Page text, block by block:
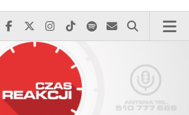
Najlepiej po prostu do nas zadzwoń
Odwiedź nas na Facebook-u
Odwiedź nas na X
Odwiedź nas na Instagram-ie
Odwiedź nas na TikTok-u
Szukaj nas na Spotify
Wyślij do nas
Szukaj